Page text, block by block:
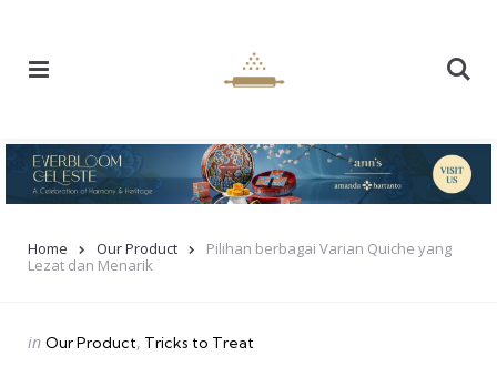
Home Our Product
Pilihan berbagai Varian Quiche yang
Lezat dan Menarik
Categories
Posted
in Our Product Tricks to Treat